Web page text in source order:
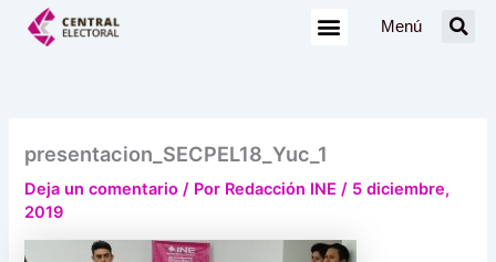
Menú
presentacion_SECPEL18_Yuc_1
Deja un comentario / Por Redacción INE/ 5 diciembre,
2019